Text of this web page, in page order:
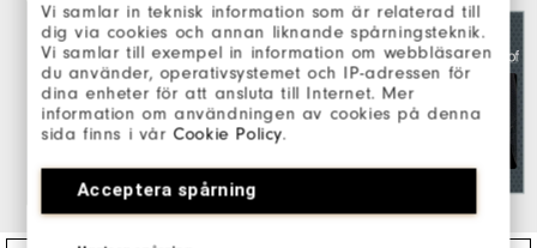
Vi samlar in teknisk information som är relaterad till
dig via cookies och annan liknande spårningsteknik.
Vi samlar till exempel in information om webbläsaren
du använder, operativsystemet och IP-adressen för
dina enheter för att ansluta till Internet. Mer
information om användningen av cookies på denna
sida finns i vårCookie Policy.
Acceptera spårning